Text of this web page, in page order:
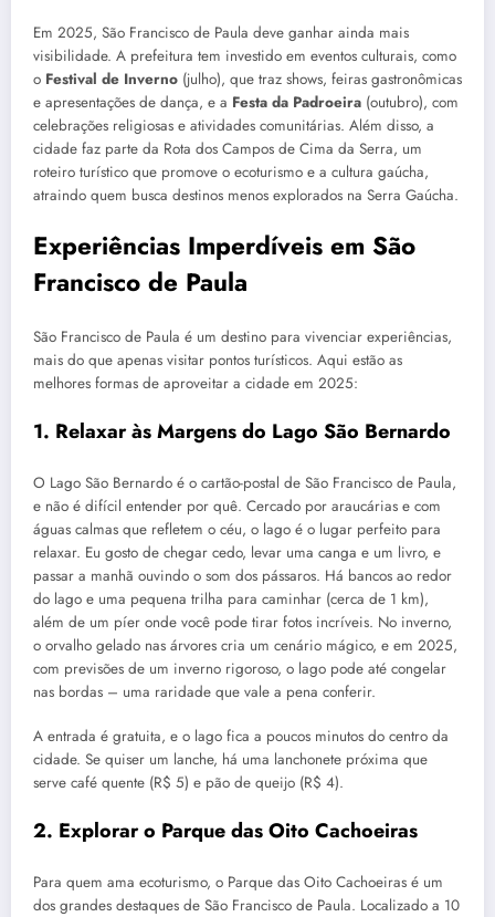
Em 2025, São Francisco de Paula deve ganhar ainda mais
visibilidade. A prefeitura tem investido em eventos culturais, como
o Festival de Inverno (julho), que traz shows, feiras gastronômicas
e apresentações de dança, e a Festa da Padroeira (outubro), com
celebrações religiosas e atividades comunitárias. Além disso, a
cidade faz parte da Rota dos Campos de Cima da Serra, um
roteiro turístico que promove o ecoturismo e a cultura gaúcha,
atraindo quem busca destinos menos explorados na Serra Gaúcha.
Experiências Imperdíveis em São
Francisco de Paula
São Francisco de Paula é um destino para vivenciar experiências,
mais do que apenas visitar pontos turísticos. Aqui estão as
melhores formas de aproveitar a cidade em 2025:
1. Relaxar às Margens do Lago São Bernardo
O Lago São Bernardo é o cartão-postal de São Francisco de Paula,
e não é difícil entender por quê. Cercado por araucárias e com
águas calmas que refletem o céu, o lago é o lugar perfeito para
relaxar. Eu gosto de chegar cedo, levar uma canga e um livro, e
passar a manhã ouvindo o som dos pássaros. Há bancos ao redor
do lago e uma pequena trilha para caminhar (cerca de 1 km),
além de um píer onde você pode tirar fotos incríveis. No inverno,
o orvalho gelado nas árvores cria um cenário mágico, e em 2025,
com previsões de um inverno rigoroso, o lago pode até congelar
nas bordas – uma raridade que vale a pena conferir.
A entrada é gratuita, e o lago fica a poucos minutos do centro da
cidade. Se quiser um lanche, há uma lanchonete próxima que
serve café quente (R$ 5) e pão de queijo (R$ 4).
2. Explorar o Parque das Oito Cachoeiras
Para quem ama ecoturismo, o Parque das Oito Cachoeiras é um
dos grandes destaques de São Francisco de Paula. Localizado a 10